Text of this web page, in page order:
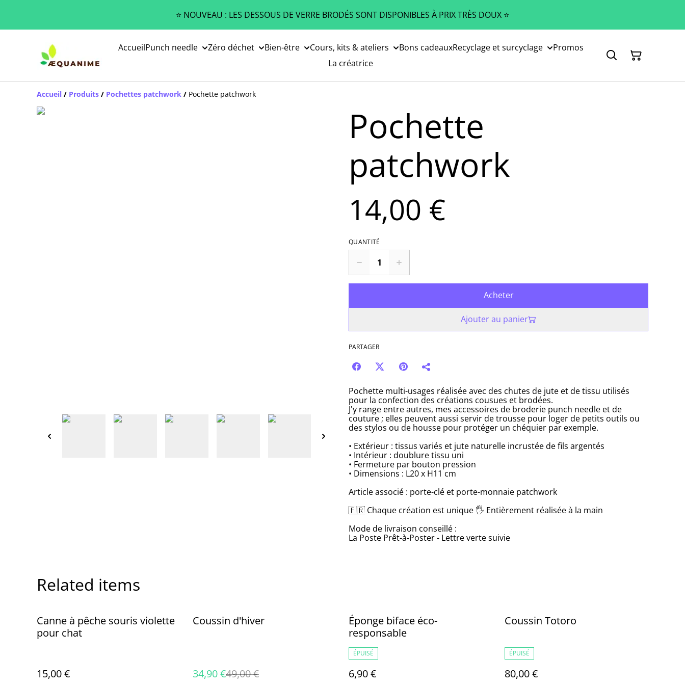
⭐️ NOUVEAU : LES DESSOUS DE VERRE BRODÉS SONT DISPONIBLES À PRIX TRÈS DOUX ⭐️
AccueilPunch needle Zéro déchet Bien-être Cours, kits & ateliers Bons cadeauxRecyclage et surcyclage
Promos
La créatrice
Accueil / Produits / Pochettes patchwork / Pochette patchwork
Pochette
patchwork
14,00 €
QUANTITÉ
Acheter
Ajouter au panier
PARTAGER
Pochette multi-usages réalisée avec des chutes de jute et de tissu utilisés
pour la confection des créations cousues et brodées.
J'y range entre autres, mes accessoires de broderie punch needle et de
couture ; elles peuvent aussi servir de trousse pour loger de petits outils ou
des stylos ou de housse pour protéger un chéquier par exemple.
• Extérieur : tissus variés et jute naturelle incrustée de fils argentés
• Intérieur : doublure tissu uni
• Fermeture par bouton pression
• Dimensions : L20 x H11 cm
Article associé : porte-clé et porte-monnaie patchwork
🇫🇷 Chaque création est unique 🖐 Entièrement réalisée à la main
Mode de livraison conseillé :
La Poste Prêt-à-Poster - Lettre verte suivie
Related items
Canne à pêche souris violette
pour chat
15,00 €
%
Coussin d'hiver
34,90 €49,00 €
Éponge biface éco-
responsable
ÉPUISÉ
6,90 €
Coussin Totoro
ÉPUISÉ
80,00 €